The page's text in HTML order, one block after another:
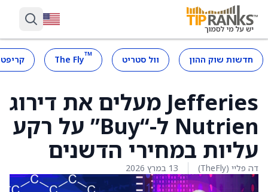
חדשות שוק ההון וול סטריט ™
The Fly
Jefferies מעלים את דירוג
Nutrien ל-“Buy” על רקע
עליות במחירי הדשנים
דה פליי (TheFly) 13 במרץ 2026